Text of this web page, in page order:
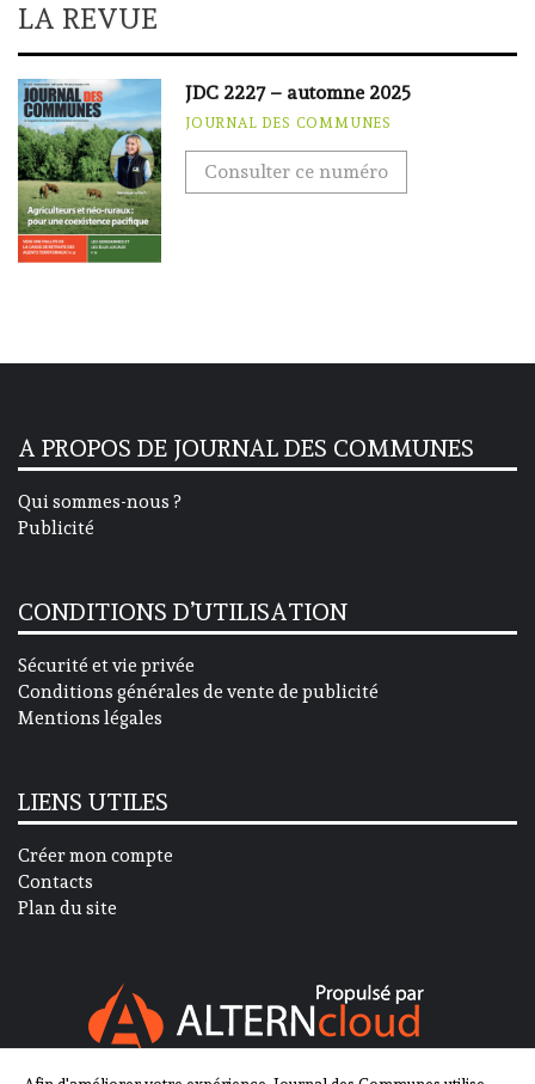
LA REVUE
JDC 2227 – automne 2025
JOURNAL DES COMMUNES
Consulter ce numéro
A PROPOS DE JOURNAL DES COMMUNES
Qui sommes-nous ?
Publicité
CONDITIONS D’UTILISATION
Sécurité et vie privée
Conditions générales de vente de publicité
Mentions légales
LIENS UTILES
Créer mon compte
Contacts
Plan du site